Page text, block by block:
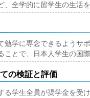
、全学的に留学生の生活
勉学に専念できるようサ
ことで、日本人学生の国
の検証と評価
る学生全員が奨学金を受